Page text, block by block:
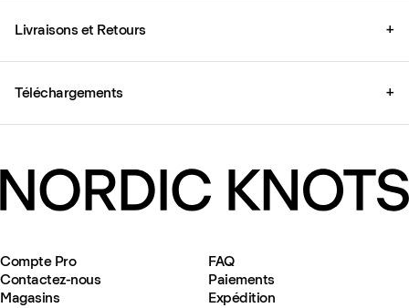
Livraisons et Retours +
Téléchargements +
Compte Pro
Contactez-nous
Magasins
FAQ
Paiements
Expédition